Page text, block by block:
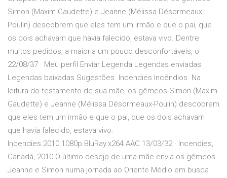
Simon (Maxim Gaudette) e Jeanne (Mélissa Désormeaux-
Poulin) descobrem que eles tem um irmão e que o pai, que
os dois achavam que havia falecido, estava vivo. Dentre
muitos pedidos, a maioria um pouco desconfortáveis, o
22/08/37 · Meu perfil Enviar Legenda Legendas enviadas
Legendas baixadas Sugestões. Incendies Incêndios. Na
leitura do testamento de sua mãe, os gêmeos Simon (Maxim
Gaudette) e Jeanne (Mélissa Désormeaux-Poulin) descobrem
que eles tem um irmão e que o pai, que os dois achavam
que havia falecido, estava vivo.
Incendies.2010.1080p.BluRay.x264.AAC 13/03/32 · Incendies,
Canadá, 2010 O último desejo de uma mãe envia os gêmeos
Jeanne e Simon numa jornada ao Oriente Médio em busca